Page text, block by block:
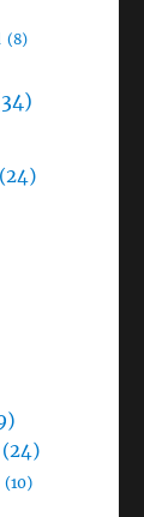
(8)
(24)
(24)
(10)